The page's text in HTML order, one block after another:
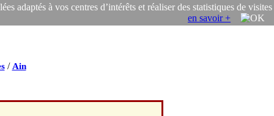
adaptés à vos centres d’intérêts et réaliser des statistiques de visites
en savoir +
/ Ain